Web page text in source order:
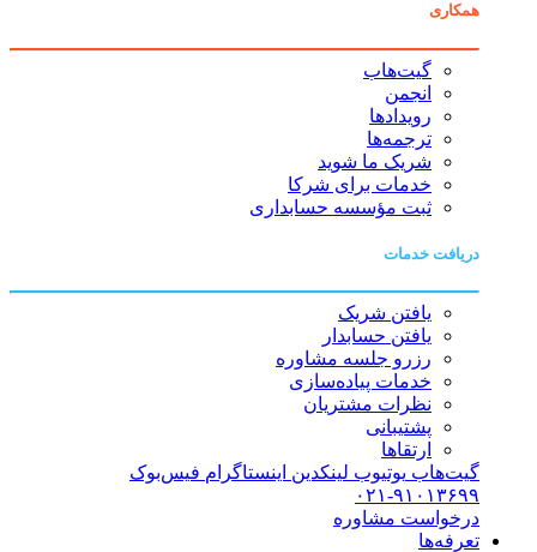
همکاری
گیت‌هاب
انجمن
رویدادها
ترجمه‌ها
شریک ما شوید
خدمات برای شرکا
ثبت مؤسسه حسابداری
دریافت خدمات
یافتن شریک
یافتن حسابدار
رزرو جلسه مشاوره
خدمات پیاده‌سازی
نظرات مشتریان
پشتیبانی
ارتقاها
گیت‌هاب یوتیوب لینکدین اینستاگرام فیس‌بوک
۰۲۱-۹۱۰۱۳۶۹۹
درخواست مشاوره
تعرفه‌ها